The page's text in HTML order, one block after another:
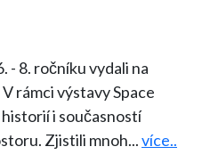
- 8. ročníku vydali na
rámci výstavy Space
historií i současností
Zjistili mnoh...více..